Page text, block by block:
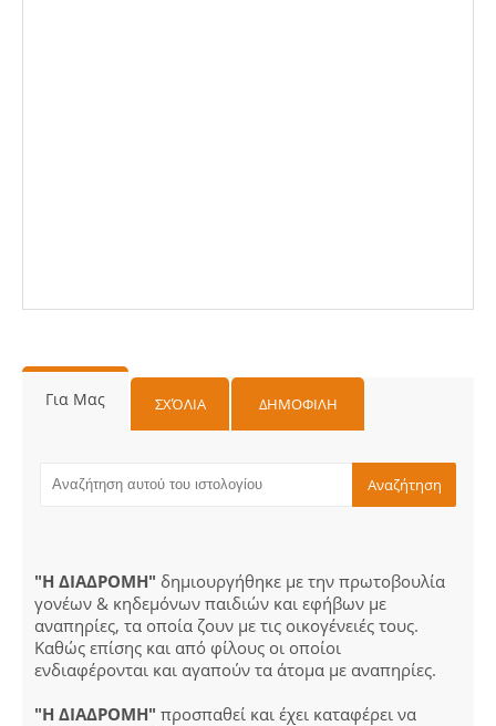
Για Μας ΣΧΌΛΙΑ ΔΗΜΟΦΙΛΗ
"Η ΔΙΑΔΡΟΜΗ" δημιουργήθηκε με την πρωτοβουλία
γονέων & κηδεμόνων παιδιών και εφήβων με
αναπηρίες, τα οποία ζουν με τις οικογένειές τους.
Καθώς επίσης και από φίλους οι οποίοι
ενδιαφέρονται και αγαπούν τα άτομα με αναπηρίες.
"Η ΔΙΑΔΡΟΜΗ" προσπαθεί και έχει καταφέρει να